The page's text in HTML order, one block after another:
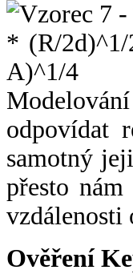
odpovídat
samotný
přesto
vzdálenosti
Ověření